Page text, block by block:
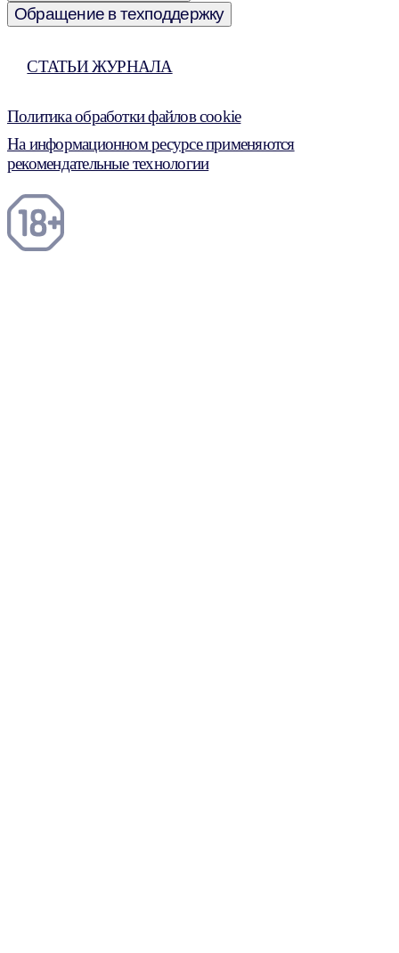
Обращение в техподдержку
СТАТЬИ ЖУРНАЛА
Политика обработки файлов cookie
На информационном ресурсе применяются
рекомендательные технологии